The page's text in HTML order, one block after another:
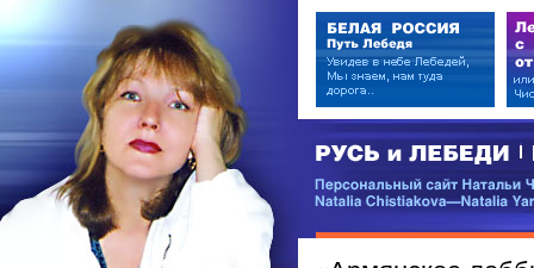
РУСЬ и ЛЕБЕДИ | RUSI —
Персональный сайт Натальи